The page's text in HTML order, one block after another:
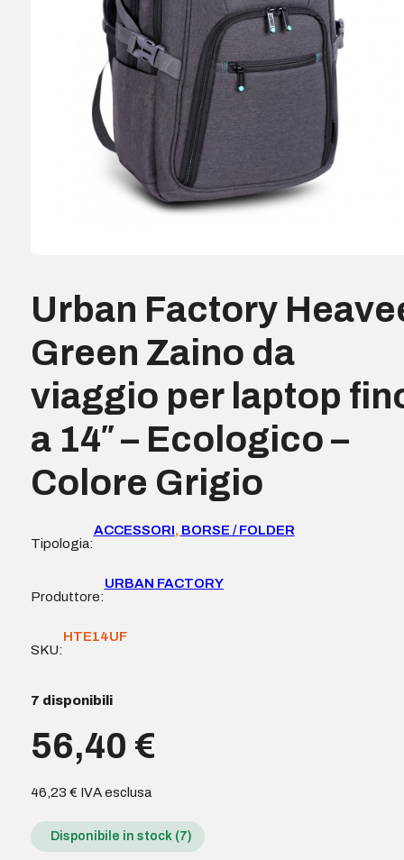
Urban Factory
Green Zaino da
viaggio per laptop
a 14″ – Ecologico –
Colore Grigio
Tipologia:
ACCESSORI, BORSE / FOLDER
Produttore:
URBAN FACTORY
SKU:
HTE14UF
7 disponibili
56,40 €
46,23 € IVA esclusa
Disponibile in stock (7)